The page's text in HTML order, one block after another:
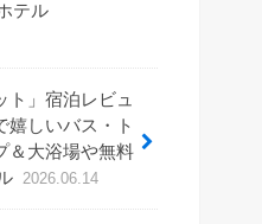
テル
ト」宿泊レビュ
嬉しいバス・ト
＆大浴場や無料
2026.06.14